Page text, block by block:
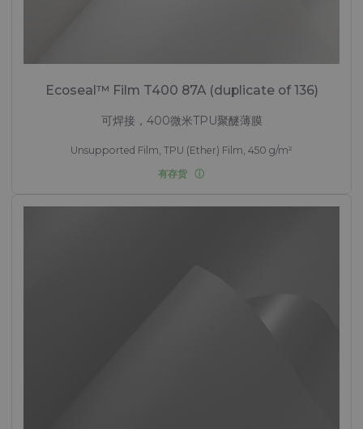
Ecoseal™ Film T400 87A (duplicate of 136)
可焊接，400微米TPU聚醚薄膜
Unsupported Film, TPU (Ether) Film, 450 g/m²
有存货